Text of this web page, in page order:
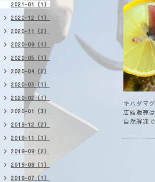
キハダマ
店頭販売
自然解凍
2021-01（1）
2020-12（1）
2020-11（2）
2020-09（1）
2020-05（1）
2020-04（2）
2020-03（1）
2020-02（1）
2020-01（3）
2019-12（2）
2019-11（1）
2019-09（2）
2019-08（1）
2019-07（1）